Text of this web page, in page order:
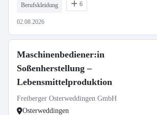
Berufskleidung 6
02.08.2026
Maschinenbediener:in
Soßenherstellung –
Lebensmittelproduktion
Freiberger Osterweddingen GmbH
Osterweddingen